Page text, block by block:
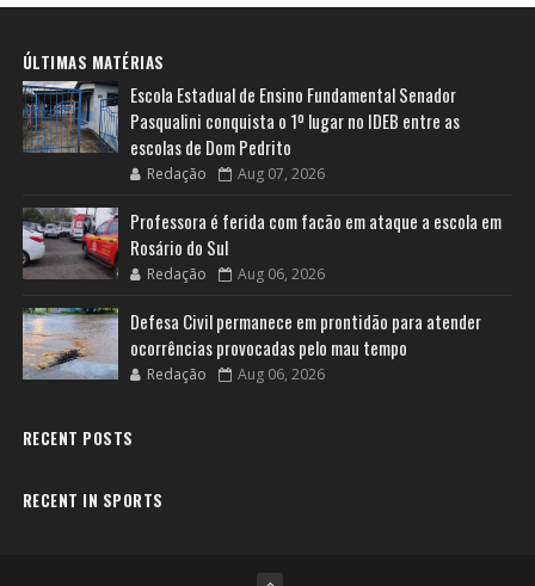
ÚLTIMAS MATÉRIAS
Escola Estadual de Ensino Fundamental Senador
Pasqualini conquista o 1º lugar no IDEB entre as
escolas de Dom Pedrito
Redação Aug 07, 2026
Professora é ferida com facão em ataque a escola em
Rosário do Sul
Redação Aug 06, 2026
Defesa Civil permanece em prontidão para atender
ocorrências provocadas pelo mau tempo
Redação Aug 06, 2026
RECENT POSTS
RECENT IN SPORTS